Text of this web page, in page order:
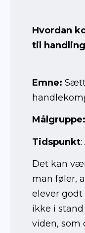
Hvordan
til
Emne:
Målgruppe:
Tidspunkt
Det kan
man føler,
elever godt
ikke i
viden, som